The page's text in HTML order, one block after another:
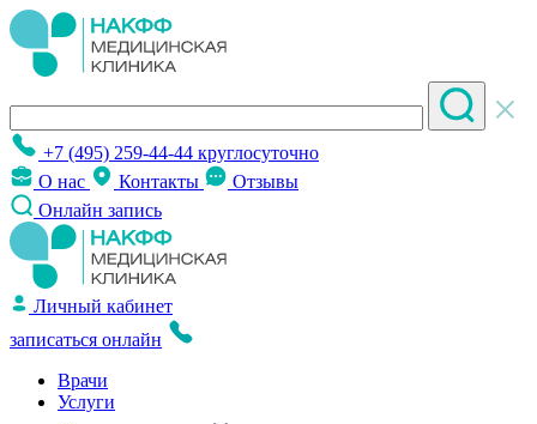
+7 (495) 259-44-44 круглосуточно
О нас
Контакты
Отзывы
Онлайн запись
Личный кабинет
записаться онлайн
Врачи
Услуги